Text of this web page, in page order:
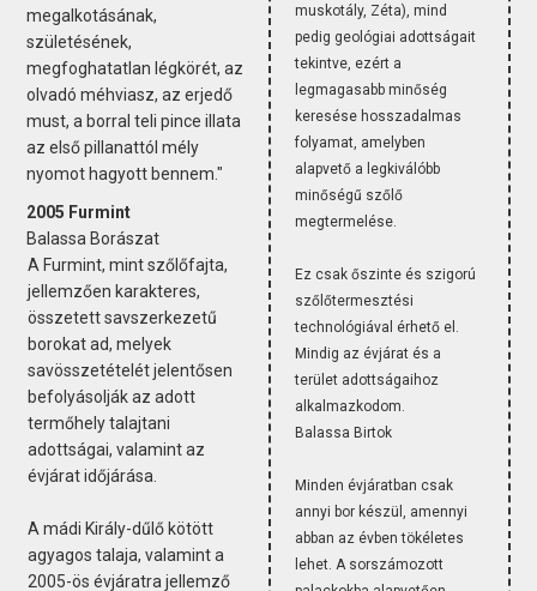
muskotály, Zéta), mind
pedig geológiai adottságait
tekintve, ezért a
legmagasabb minőség
keresése hosszadalmas
folyamat, amelyben
alapvető a legkiválóbb
minőségű szőlő
megtermelése.
Ez csak őszinte és szigorú
szőlőtermesztési
technológiával érhető el.
Mindig az évjárat és a
terület adottságaihoz
alkalmazkodom.
Balassa Birtok
Minden évjáratban csak
annyi bor készül, amennyi
abban az évben tökéletes
lehet. A sorszámozott
megalkotásának,
születésének,
megfoghatatlan légkörét, az
olvadó méhviasz, az erjedő
must, a borral teli pince illata
az első pillanattól mély
nyomot hagyott bennem."
2005 Furmint
Balassa Borászat
A Furmint, mint szőlőfajta,
jellemzően karakteres,
összetett savszerkezetű
borokat ad, melyek
savösszetételét jelentősen
befolyásolják az adott
termőhely talajtani
adottságai, valamint az
évjárat időjárása.
A mádi Király-dűlő kötött
agyagos talaja, valamint a
2005-ös évjáratra jellemző